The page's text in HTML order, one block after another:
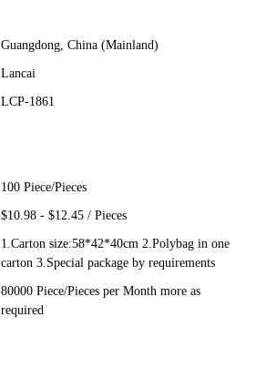
Guangdong, China (Mainland)
Lancai
LCP-1861
100 Piece/Pieces
$10.98 - $12.45 / Pieces
1.Carton size:58*42*40cm 2.Polybag in one
carton 3.Special package by requirements
80000 Piece/Pieces per Month more as
required